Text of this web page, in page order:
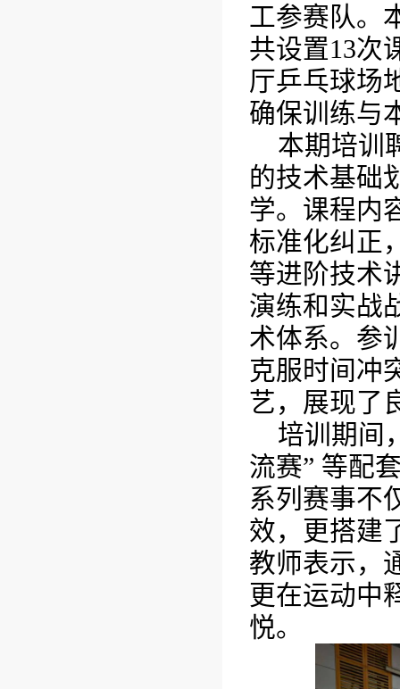
工参赛队。
共设置13次
厅乒乓球场
确保训练与
本期培训
的技术基础
学。课程内
标准化纠正
等进阶技术
演练和实战
术体系。参
克服时间冲
艺，展现了
培训期间
流赛” 等配
系列赛事不
效，更搭建
教师表示，
更在运动中
悦。